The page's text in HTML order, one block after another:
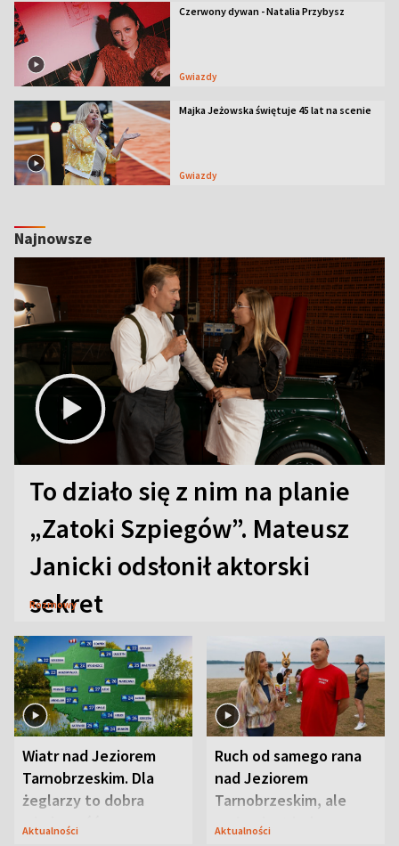
Czerwony dywan - Natalia Przybysz
Gwiazdy
Majka Jeżowska świętuje 45 lat na scenie
Gwiazdy
Najnowsze
To działo się z nim na planie
„Zatoki Szpiegów”. Mateusz
Janicki odsłonił aktorski
sekret
Rozmowy
Wiatr nad Jeziorem
Tarnobrzeskim. Dla
żeglarzy to dobra
wiadomość
Aktualności
Ruch od samego rana
nad Jeziorem
Tarnobrzeskim, ale
ważna jest jedna
Aktualności